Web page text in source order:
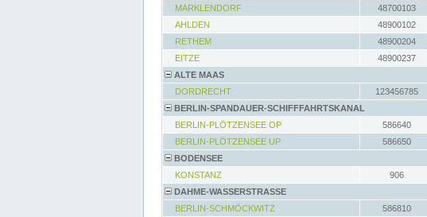
MARKLENDORF
48700103
AHLDEN
48900102
RETHEM
48900204
EITZE
48900237
ALTE MAAS
DORDRECHT
123456785
BERLIN-SPANDAUER-SCHIFFFAHRTSKANAL
BERLIN-PLÖTZENSEE OP
586640
BERLIN-PLÖTZENSEE UP
586650
BODENSEE
KONSTANZ
906
DAHME-WASSERSTRASSE
BERLIN-SCHMÖCKWITZ
586810